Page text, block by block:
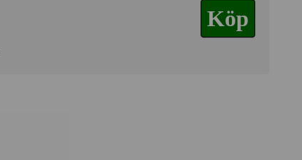
Köp